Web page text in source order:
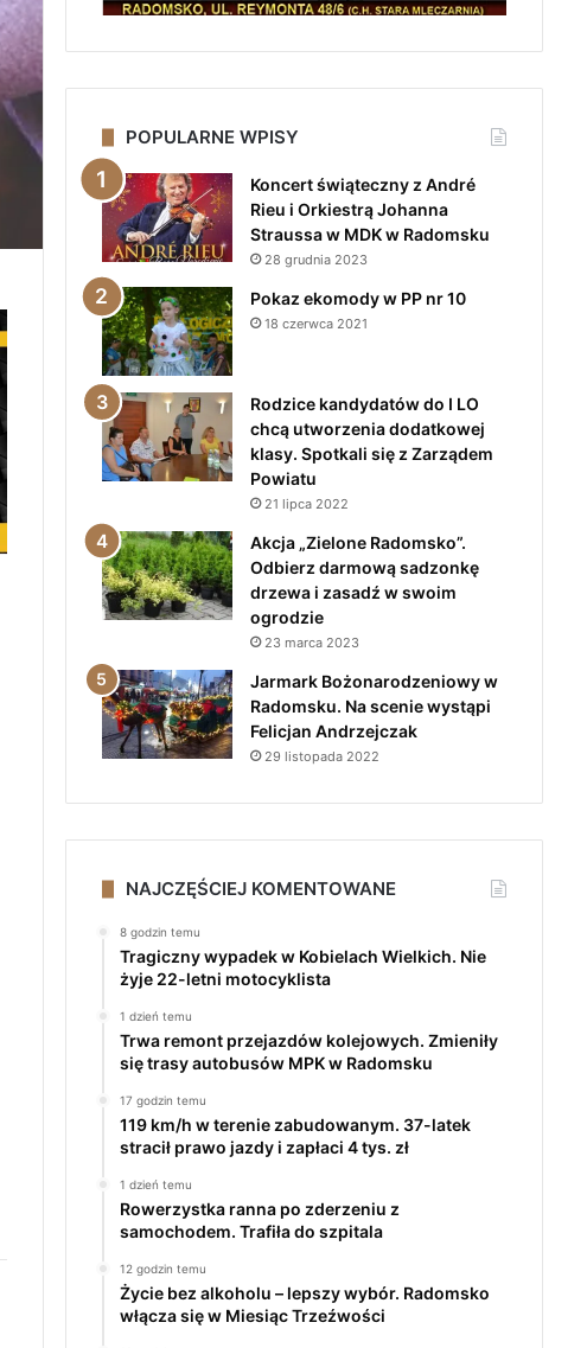
POPULARNE WPISY
Koncert świąteczny z André
Rieu i Orkiestrą Johanna
Straussa w MDK w Radomsku
28 grudnia 2023
Pokaz ekomody w PP nr 10
18 czerwca 2021
Rodzice kandydatów do I LO
chcą utworzenia dodatkowej
klasy. Spotkali się z Zarządem
Powiatu
21 lipca 2022
Akcja „Zielone Radomsko”.
Odbierz darmową sadzonkę
drzewa i zasadź w swoim
ogrodzie
23 marca 2023
Jarmark Bożonarodzeniowy w
Radomsku. Na scenie wystąpi
Felicjan Andrzejczak
29 listopada 2022
NAJCZĘŚCIEJ KOMENTOWANE
8 godzin temu
Tragiczny wypadek w Kobielach Wielkich. Nie
żyje 22-letni motocyklista
1 dzień temu
Trwa remont przejazdów kolejowych. Zmieniły
się trasy autobusów MPK w Radomsku
17 godzin temu
119 km/h w terenie zabudowanym. 37-latek
stracił prawo jazdy i zapłaci 4 tys. zł
1 dzień temu
Rowerzystka ranna po zderzeniu z
samochodem. Trafiła do szpitala
12 godzin temu
Życie bez alkoholu – lepszy wybór. Radomsko
włącza się w Miesiąc Trzeźwości